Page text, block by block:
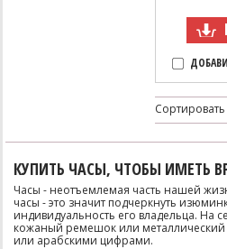
КУПИТЬ ЧАСЫ, ЧТОБЫ ИМЕТЬ
Часы - неотъемлемая часть нашей
часы - это значит подчеркнуть
индивидуальность его владельца. На
кожаный ремешок или
или арабскими цифрами.